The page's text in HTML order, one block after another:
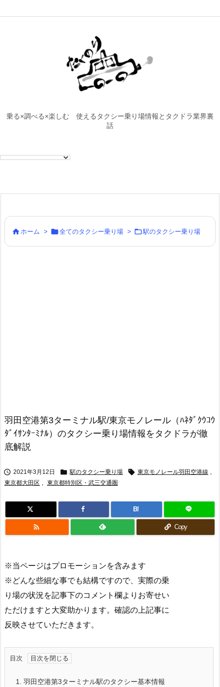
乗る×調べる×楽しむ 使えるタクシー乗り場情報とタクドラ業界裏
話
 ホーム > 全てのタクシー乗り場 > 駅のタクシー乗り場
羽田空港第3ターミナル駅/東京モノレール（ﾊﾈﾀﾞｸｳｺｳ
ﾀﾞｲｻﾝﾀｰﾐﾅﾙ）のタクシー乗り場情報をタクドラが徹
底解説
 2021年3月12日  駅のタクシー乗り場  東京モノレール羽田空港線 ,
東京都大田区 , 東京都特別区・武三交通圏
B!
 Copy
※当ページはプロモーションを含みます
※どんな些細な事でも結構ですので、実際の乗
り場の状況を記事下のコメント欄よりお寄せい
ただけますと大変助かります。確認の上記事に
反映させていただきます。
目次
1.
羽田空港第3ターミナル駅のタクシー基本情報